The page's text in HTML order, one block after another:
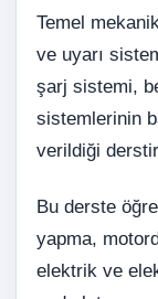
Temel
ve uyarı
şarj sistemi,
sistemlerinin
verildiği
Bu derste
yapma,
elektrik ve